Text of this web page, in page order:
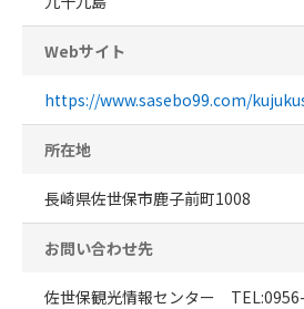
Webサイト
https://www.sasebo99.com/
所在地
長崎県佐世保市鹿子前町1008
お問い合わせ先
佐世保観光情報センター